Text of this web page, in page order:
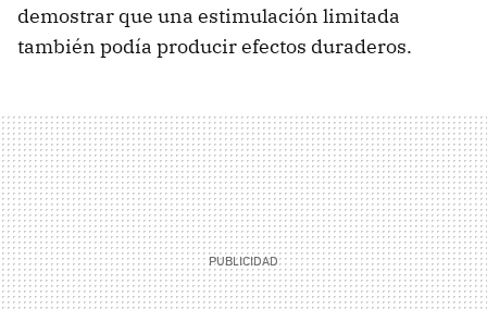
demostrar que una estimulación limitada
también podía producir efectos duraderos.